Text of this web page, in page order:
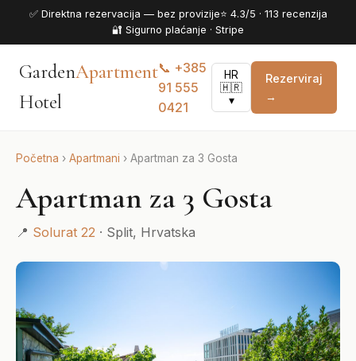
✅ Direktna rezervacija — bez provizije⭐ 4.3/5 · 113 recenzija
🔐 Sigurno plaćanje · Stripe
GardenApartment
Hotel
📞 +385
91 555
0421
HR
🇭🇷
▾
Rezerviraj
→
Početna › Apartmani › Apartman za 3 Gosta
Apartman za 3 Gosta
📍 Solurat 22 · Split, Hrvatska